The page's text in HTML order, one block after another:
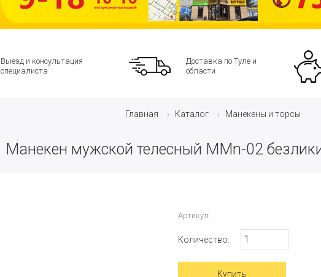
Выезд и консультация
специалиста
Доставка по Туле и
области
Главная Каталог Манекены и торсы
Манекен мужской телесный MMn-02
Артикул:
Количество: